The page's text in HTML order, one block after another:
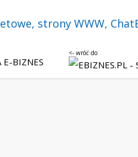
Twój
WWW, marketingu, czatbotach i
E-BIZNES